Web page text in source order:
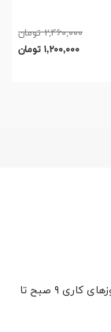
۲,۴۶۰,۰۰۰ تومان
۱,۲۰۰,۰۰۰ تومان
پشتیبانی خرید : ۰۳۱۹۱۰۹۳۱۰۱ (ساعت پاسخگویی روزهای کاری ۹ صبح تا